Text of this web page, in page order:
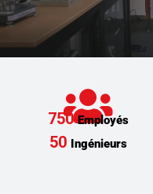
750Employés
50 Ingénieurs